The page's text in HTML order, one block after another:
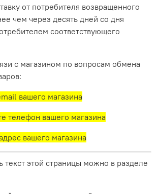
от потребителя возвращенного
чем через десять дней со дня
соответствующего
с магазином по вопросам обмена
вашего магазина
телефон вашего магазина
вашего магазина
текст этой страницы можно в разделе